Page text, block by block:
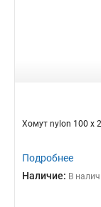
Хомут nylon 100 х
Подробнее
Наличие: В